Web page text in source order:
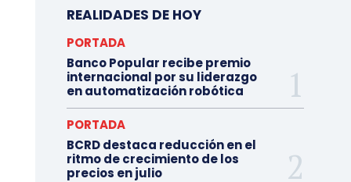
REALIDADES DE HOY
PORTADA
Banco Popular recibe premio
internacional por su liderazgo
en automatización robótica
PORTADA
BCRD destaca reducción en el
ritmo de crecimiento de los
precios en julio